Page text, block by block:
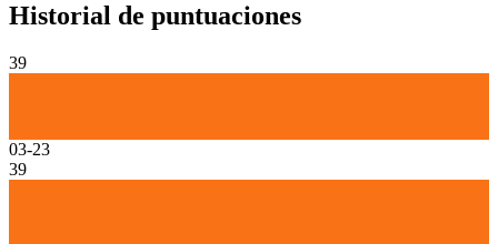
Historial de puntuaciones
39
03-23
39